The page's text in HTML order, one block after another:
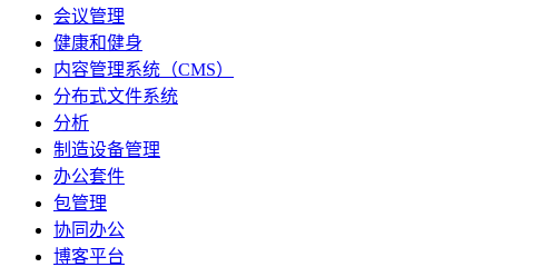
会议管理
健康和健身
内容管理系统（CMS）
分布式文件系统
分析
制造设备管理
办公套件
包管理
协同办公
博客平台